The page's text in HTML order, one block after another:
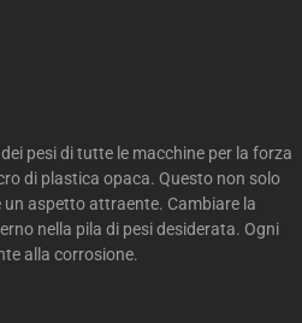
pesi di tutte le macchine per la forza
di plastica opaca. Questo non solo
aspetto attraente. Cambiare la
nella pila di pesi desiderata. Ogni
alla corrosione.